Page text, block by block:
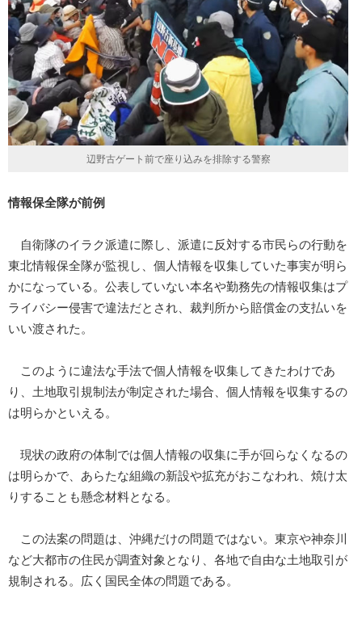
辺野古ゲート前で座り込みを排除する警察
情報保全隊が前例
自衛隊のイラク派遣に際し、派遣に反対する市民らの行動を
東北情報保全隊が監視し、個人情報を収集していた事実が明ら
かになっている。公表していない本名や勤務先の情報収集はプ
ライバシー侵害で違法だとされ、裁判所から賠償金の支払いを
いい渡された。
このように違法な手法で個人情報を収集してきたわけであ
り、土地取引規制法が制定された場合、個人情報を収集するの
は明らかといえる。
現状の政府の体制では個人情報の収集に手が回らなくなるの
は明らかで、あらたな組織の新設や拡充がおこなわれ、焼け太
りすることも懸念材料となる。
この法案の問題は、沖縄だけの問題ではない。東京や神奈川
など大都市の住民が調査対象となり、各地で自由な土地取引が
規制される。広く国民全体の問題である。